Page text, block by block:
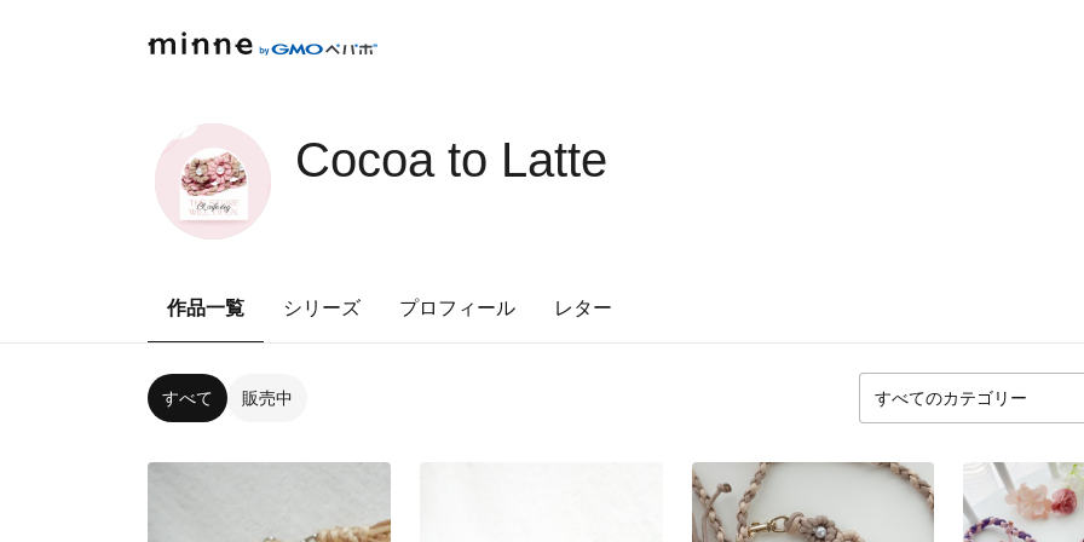
Cocoa to Latte
作品一覧 シリーズ プロフィール レター
すべて 販売中